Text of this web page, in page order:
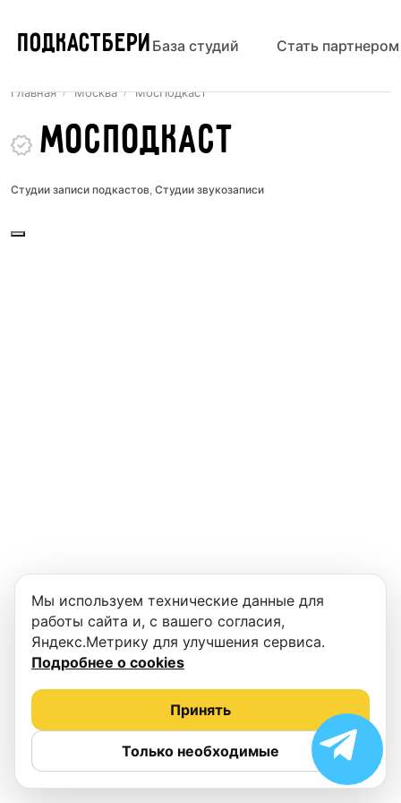
ПОДКАСТБЕРИ База студий Стать партнером
Главная Москва МосПодкаст
МосПодкаст
Студии записи подкастов, Студии звукозаписи
Мы используем технические данные для
работы сайта и, с вашего согласия,
Яндекс.Метрику для улучшения сервиса.
Подробнее о cookies
Только необходимые
Принять